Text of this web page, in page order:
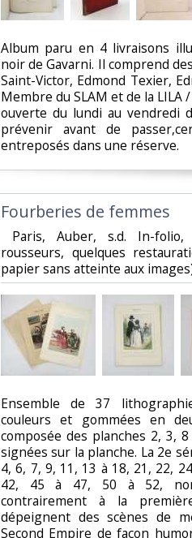
‎Album paru en 4 livraisons
noir de Gavarni. Il comprend
Saint-Victor, Edmond Texier,
Membre du SLAM et de la
ouverte du lundi au vendredi
prévenir avant de
entreposés dans une réserve. ‎
‎Fourberies de femmes‎
Paris, Auber, s.d. In-
rousseurs, quelques
papier sans atteinte aux
‎Ensemble de 37
couleurs et gommées en
composée des planches 2, 3,
signées sur la planche. La 2e
4, 6, 7, 9, 11, 13 à 18, 21, 22,
42, 45 à 47, 50 à 52,
contrairement à la
dépeignent des scènes de
Second Empire de façon